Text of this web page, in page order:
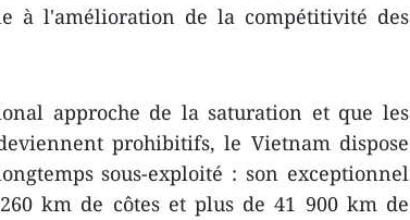
à l'amélioration de la compétitivité des
approche de la saturation et que les
prohibitifs, le Vietnam dispose
sous-exploité : son exceptionnel
km de côtes et plus de 41 900 km de